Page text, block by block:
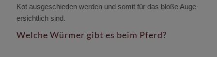
Kot ausgeschieden werden und somit für das bloße Auge
ersichtlich sind.
Welche Würmer gibt es beim Pferd?